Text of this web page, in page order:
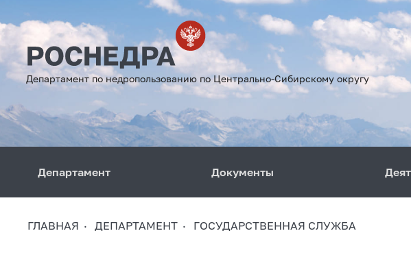
Департамент по недропользованию по Центрально-Сибирскому округу
Департамент Документы
ГЛАВНАЯ ДЕПАРТАМЕНТ ГОСУДАРСТВЕННАЯ СЛУЖБА